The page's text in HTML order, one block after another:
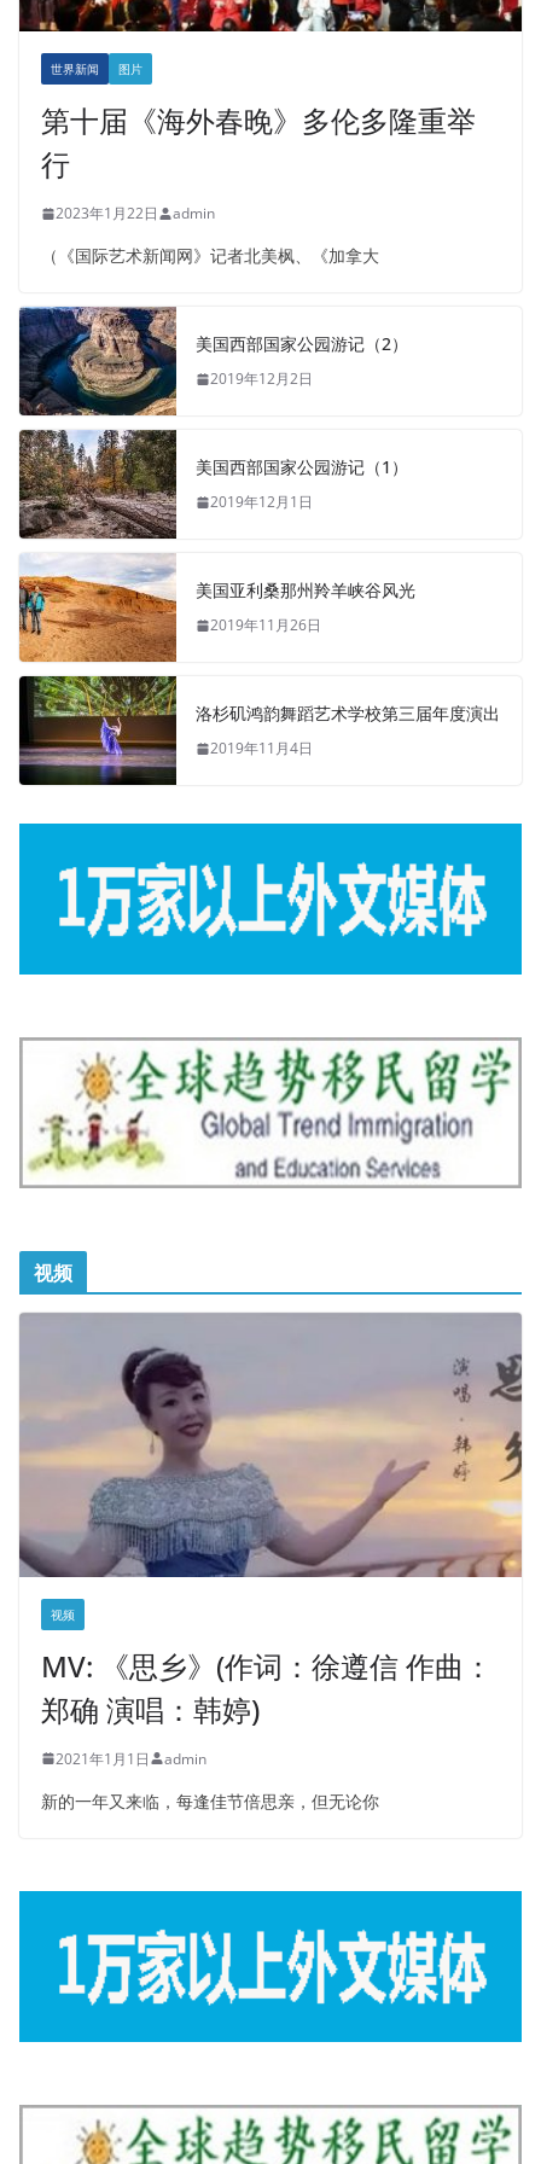
世界新闻 图片
第十届《海外春晚》多伦多隆重举
行
2023年1月22日 admin
（《国际艺术新闻网》记者北美枫、《加拿大
美国西部国家公园游记（2）
2019年12月2日
美国西部国家公园游记（1）
2019年12月1日
美国亚利桑那州羚羊峡谷风光
2019年11月26日
洛杉矶鸿韵舞蹈艺术学校第三届年度演出
2019年11月4日
视频
视频
MV: 《思乡》(作词：徐遵信 作曲：
郑确 演唱：韩婷)
2021年1月1日 admin
新的一年又来临，每逢佳节倍思亲，但无论你